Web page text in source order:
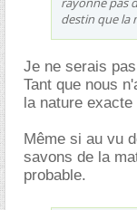
destin que la
Je ne serais
Tant que nous
la nature
Même si au vu
savons de la
probable.